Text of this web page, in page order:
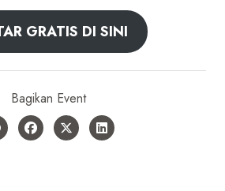
GRATIS DI SINI
Bagikan Event